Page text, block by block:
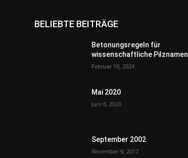
BELIEBTE BEITRÄGE
Betonungsregeln für
wissenschaftliche Pilznamen
Februar 10, 2024
Mai 2020
Juni 6, 2020
September 2002
November 9, 2017